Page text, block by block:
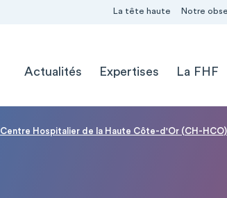
La tête haute Notre
Actualités
Expertises La FHF
Centre Hospitalier de la Haute Côte-d'Or (CH-